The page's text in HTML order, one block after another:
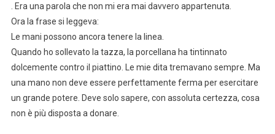
. Era una parola che non mi era mai davvero appartenuta.
Ora la frase si leggeva:
Le mani possono ancora tenere la linea.
Quando ho sollevato la tazza, la porcellana ha tintinnato
dolcemente contro il piattino. Le mie dita tremavano sempre. Ma
una mano non deve essere perfettamente ferma per esercitare
un grande potere. Deve solo sapere, con assoluta certezza, cosa
non è più disposta a donare.